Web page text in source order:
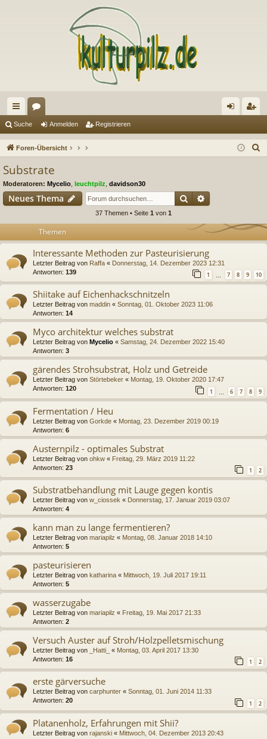
ch
ne
riff
en m ist
Suche Anmelden Registrieren
Foren-Übersicht
Substrate
Moderatoren: Mycelio leuchtpilz davidson30
Neues Thema Suche
37 Themen • Seite 1 von 1
Themen
Interessante Methoden zur Pasteurisierung
Letzter Beitrag von Raffa « Donnerstag, 14. Dezember 2023 12:31
Antworten: 139 1 … 7 8 9 10
Shiitake auf Eichenhackschnitzeln
Letzter Beitrag von maddin « Sonntag, 01. Oktober 2023 11:06
Antworten: 14
Myco architektur welches substrat
Letzter Beitrag von Mycelio « Samstag, 24. Dezember 2022 15:40
Antworten: 3
gärendes Strohsubstrat, Holz und Getreide
Letzter Beitrag von Störtebeker « Montag, 19. Oktober 2020 17:47
Antworten: 120 1 6 7 8 9
Fermentation / Heu
Letzter Beitrag von Gorkde « Montag, 23. Dezember 2019 00:19
Antworten: 6
Austernpilz - optimales Substrat
Letzter Beitrag von ohkw « Freitag, 29. März 2019 11:22
Antworten: 23 1 2
Substratbehandlung mit Lauge gegen kontis
Letzter Beitrag von w_ciossek « Donnerstag, 17. Januar 2019 03:07
Antworten: 4
kann man zu lange fermentieren?
Letzter Beitrag von mariapilz « Montag, 08. Januar 2018 14:10
Antworten: 5
pasteurisieren
Letzter Beitrag von katharina « Mittwoch, 19. Juli 2017 19:11
Antworten: 5
wasserzugabe
Letzter Beitrag von mariapilz « Freitag, 19. Mai 2017 21:33
Antworten: 2
Versuch Auster auf Stroh/Holzpelletsmischung
Letzter Beitrag von _Hatti_ « Montag, 03. April 2017 13:30
Antworten: 16 1 2
erste gärversuche
Letzter Beitrag von carphunter « Sonntag, 01. Juni 2014 11:33
Antworten: 20 1 2
Platanenholz, Erfahrungen mit Shii?
Letzter Beitrag von rajanski « Mittwoch, 04. Dezember 2013 20:43